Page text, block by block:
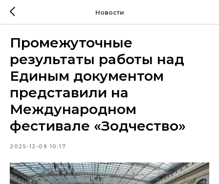
Новости
Промежуточные
результаты работы над
Единым документом
представили на
Международном
фестивале «Зодчество»
2025-12-09 10:17